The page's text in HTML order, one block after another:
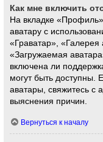
Как мне включить
На вкладке
аватару с
«Граватар»,
«Загружаемая
включена ли
могут быть доступны.
аватары, свяжитесь с
выяснения причин.
Вернуться к началу